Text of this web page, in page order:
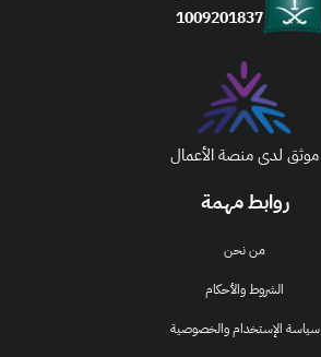
روابط مهمة
من نحن
الشروط والأحكام
سياسة الإستخدام والخصوصية
1009201837
موثق لدى منصة الأعمال